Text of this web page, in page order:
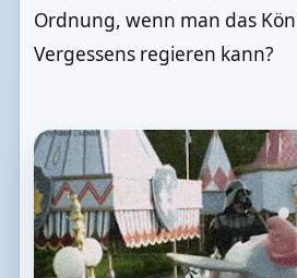
Ordnung, wenn man das
Vergessens regieren kann?